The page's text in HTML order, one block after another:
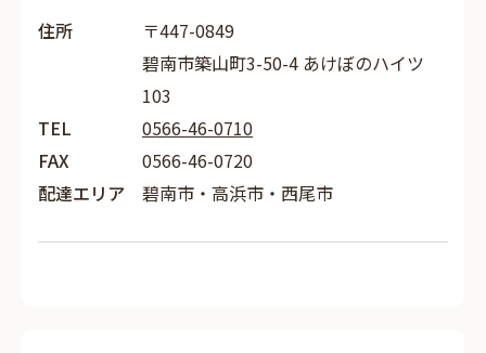
住所
〒447-0849
碧南市築山町3-50-4 あけぼのハイツ
103
TEL
0566-46-0710
FAX
0566-46-0720
配達エリア
碧南市・高浜市・西尾市